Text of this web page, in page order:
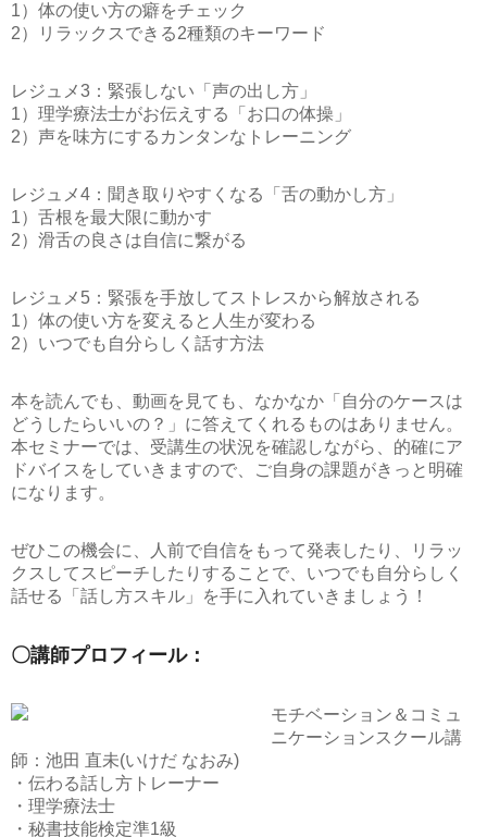
1）体の使い方の癖をチェック
2）リラックスできる2種類のキーワード
レジュメ3：緊張しない「声の出し方」
1）理学療法士がお伝えする「お口の体操」
2）声を味方にするカンタンなトレーニング
レジュメ4：聞き取りやすくなる「舌の動かし方」
1）舌根を最大限に動かす
2）滑舌の良さは自信に繋がる
レジュメ5：緊張を手放してストレスから解放される
1）体の使い方を変えると人生が変わる
2）いつでも自分らしく話す方法
本を読んでも、動画を見ても、なかなか「自分のケースは
どうしたらいいの？」に答えてくれるものはありません。
本セミナーでは、受講生の状況を確認しながら、的確にア
ドバイスをしていきますので、ご自身の課題がきっと明確
になります。
ぜひこの機会に、人前で自信をもって発表したり、リラッ
クスしてスピーチしたりすることで、いつでも自分らしく
話せる「話し方スキル」を手に入れていきましょう！
〇講師プロフィール：
モチベーション＆コミュ
ニケーションスクール講
師：池田 直未(いけだ なおみ)
・伝わる話し方トレーナー
・理学療法士
・秘書技能検定準1級